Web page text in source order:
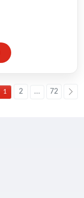
1 2 ... 72